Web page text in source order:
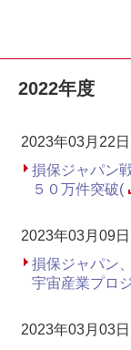
2022年度
2023年03月22日
損保ジャパン
５０万件突破(
2023年03月09日
損保ジャパン
宇宙産業プロ
2023年03月03日